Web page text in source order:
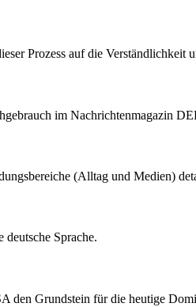
Prozess auf die Verständlichkeit
im Nachrichtenmagazin
(Alltag und Medien)
Sprache.
den Grundstein für die heutige